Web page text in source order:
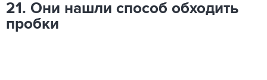
21. Они нашли способ обходить
пробки